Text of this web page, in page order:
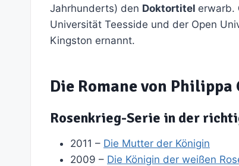
Jahrhunderts) den Doktortitel erwarb.
Universität Teesside und der Open
Kingston ernannt.
Die Romane von Philippa
Rosenkrieg-Serie in der
2011 – Die Mutter der Königin
2009 – Die Königin der weißen